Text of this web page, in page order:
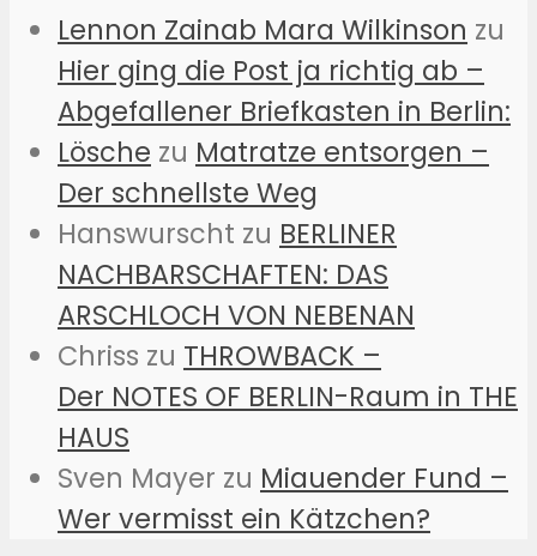
Lennon Zainab Mara Wilkinson zu
Hier ging die Post ja richtig ab –
Abgefallener Briefkasten in Berlin:
Lösche zu Matratze entsorgen –
Der schnellste Weg
Hanswurscht zu BERLINER
NACHBARSCHAFTEN: DAS
ARSCHLOCH VON NEBENAN
Chriss zu THROWBACK –
Der NOTES OF BERLIN-Raum in THE
HAUS
Sven Mayer zu Miauender Fund –
Wer vermisst ein Kätzchen?